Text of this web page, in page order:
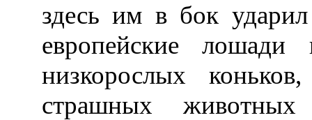
здесь им в бок
европейские
низкорослых
страшных